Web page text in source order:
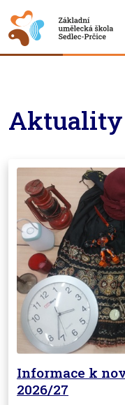
Aktuality
Informace k
2026/27